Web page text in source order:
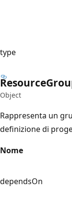
type
Resource
Object
Rappresenta un
definizione di
Nome
dependsOn